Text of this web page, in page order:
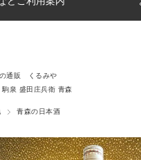
通販 くるみや
駒泉 盛田庄兵衛 青森
青森の日本酒